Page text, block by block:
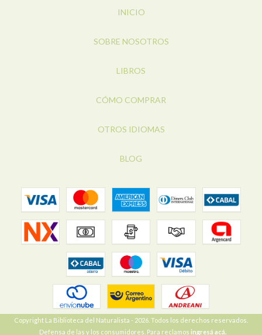
INICIO
SOBRE NOSOTROS
LIBROS
CÓMO COMPRAR
OTROS IDIOMAS
BLOG
Copyright La Biblioteca del Naturalista - 2026. Todos los derechos reservados.
Defensa de las y los consumidores. Para reclamos ingresá acá.